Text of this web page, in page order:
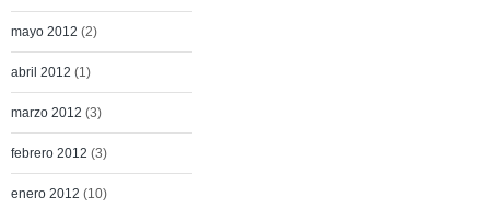
mayo 2012 (2)
abril 2012 (1)
marzo 2012 (3)
febrero 2012 (3)
enero 2012 (10)